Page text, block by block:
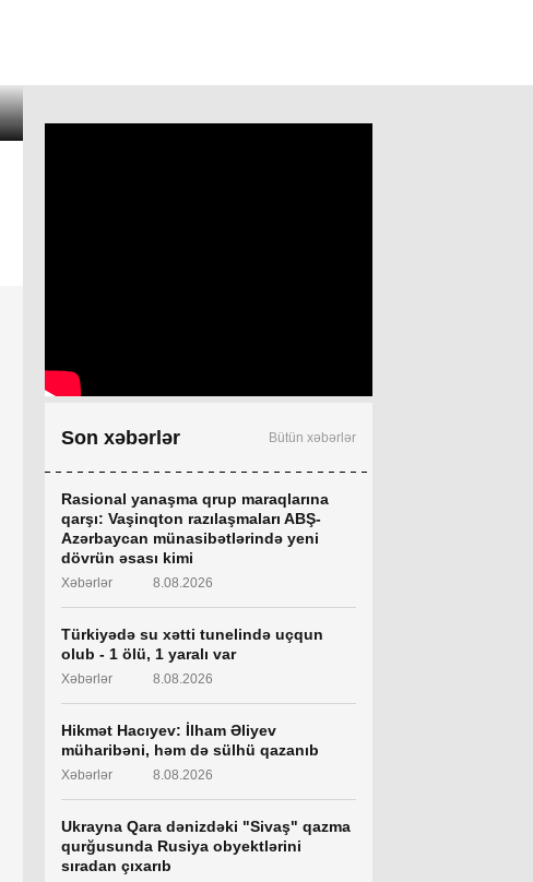
Son xəbərlər Bütün xəbərlər
Rasional yanaşma qrup maraqlarına
qarşı: Vaşinqton razılaşmaları ABŞ-
Azərbaycan münasibətlərində yeni
dövrün əsası kimi
Xəbərlər 8.08.2026
Türkiyədə su xətti tunelində uçqun
olub - 1 ölü, 1 yaralı var
Xəbərlər 8.08.2026
Hikmət Hacıyev: İlham Əliyev
müharibəni, həm də sülhü qazanıb
Xəbərlər 8.08.2026
Ukrayna Qara dənizdəki "Sivaş" qazma
qurğusunda Rusiya obyektlərini
sıradan çıxarıb